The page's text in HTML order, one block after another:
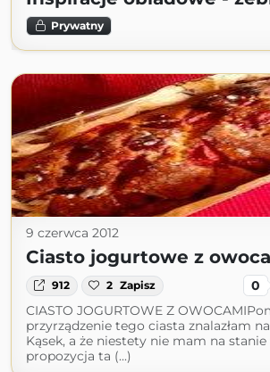
Prywatny
9 czerwca 2012
Ciasto jogurtowe z
912 2 Zapisz 0
CIASTO JOGURTOWE Z
przyrządzenie tego ciasta znalazłam
Kąsek, a że niestety nie mam na
propozycja ta (...)